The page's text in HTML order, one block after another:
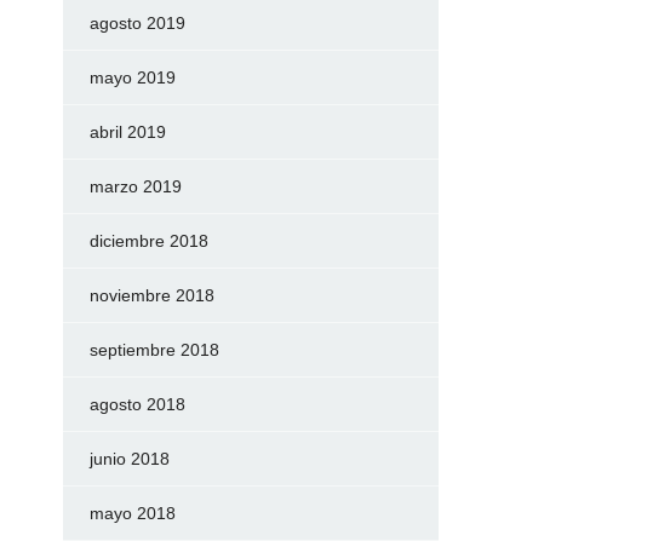
agosto 2019
mayo 2019
abril 2019
marzo 2019
diciembre 2018
noviembre 2018
septiembre 2018
agosto 2018
junio 2018
mayo 2018